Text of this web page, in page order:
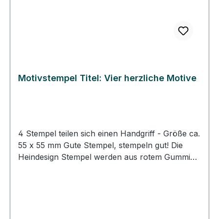
Motivstempel Titel: Vier herzliche Motive
4 Stempel teilen sich einen Handgriff - Größe ca.
55 x 55 mm Gute Stempel, stempeln gut! Die
Heindesign Stempel werden aus rotem Gummi